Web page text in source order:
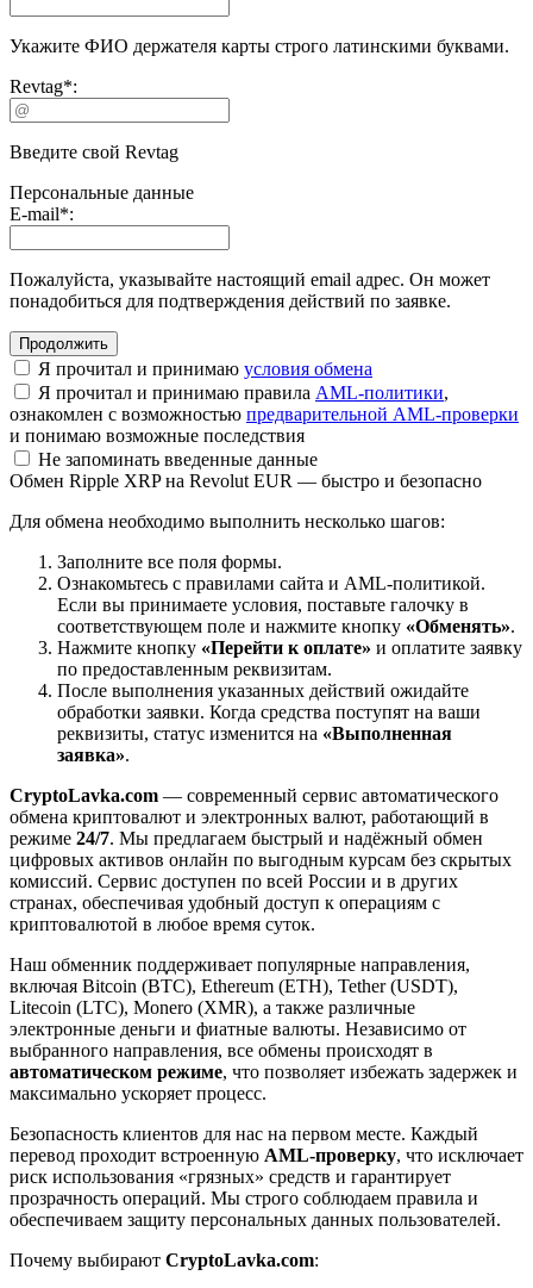
Укажите ФИО держателя карты строго латинскими буквами.
Revtag*:
Введите свой Revtag
Персональные данные
E-mail*:
Пожалуйста, указывайте настоящий email адрес. Он может
понадобиться для подтверждения действий по заявке.
Я прочитал и принимаю условия обмена
Я прочитал и принимаю правила AML-политики,
ознакомлен с возможностью предварительной AML-проверки
и понимаю возможные последствия
Не запоминать введенные данные
Обмен Ripple XRP на Revolut EUR — быстро и безопасно
Для обмена необходимо выполнить несколько шагов:
Заполните все поля формы.
Ознакомьтесь с правилами сайта и AML-политикой.
Если вы принимаете условия, поставьте галочку в
соответствующем поле и нажмите кнопку «Обменять».
Нажмите кнопку «Перейти к оплате» и оплатите заявку
по предоставленным реквизитам.
После выполнения указанных действий ожидайте
обработки заявки. Когда средства поступят на ваши
реквизиты, статус изменится на «Выполненная
заявка».
CryptoLavka.com — современный сервис автоматического
обмена криптовалют и электронных валют, работающий в
режиме 24/7. Мы предлагаем быстрый и надёжный обмен
цифровых активов онлайн по выгодным курсам без скрытых
комиссий. Сервис доступен по всей России и в других
странах, обеспечивая удобный доступ к операциям с
криптовалютой в любое время суток.
Наш обменник поддерживает популярные направления,
включая Bitcoin (BTC), Ethereum (ETH), Tether (USDT),
Litecoin (LTC), Monero (XMR), а также различные
электронные деньги и фиатные валюты. Независимо от
выбранного направления, все обмены происходят в
автоматическом режиме, что позволяет избежать задержек и
максимально ускоряет процесс.
Безопасность клиентов для нас на первом месте. Каждый
перевод проходит встроенную AML-проверку, что исключает
риск использования «грязных» средств и гарантирует
прозрачность операций. Мы строго соблюдаем правила и
обеспечиваем защиту персональных данных пользователей.
Почему выбирают CryptoLavka.com: